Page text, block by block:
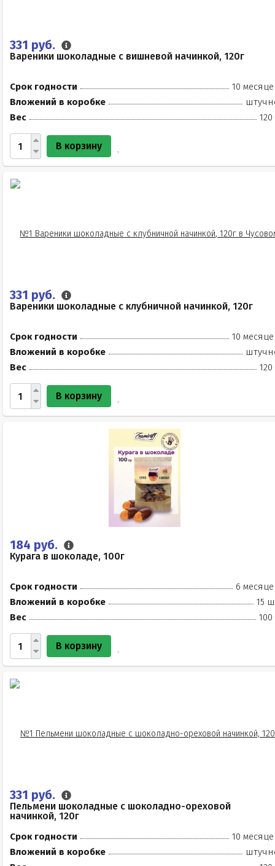
331 руб.
Вареники шоколадные с вишневой начинкой, 120г
Срок годности
10
Вложений в коробке
Вес
120
В корзину
331 руб.
Вареники шоколадные с клубничной начинкой, 120г
Срок годности
10
Вложений в коробке
Вес
120
В корзину
184 руб.
Курага в шоколаде, 100г
Срок годности
6
Вложений в коробке
15
Вес
100
В корзину
331 руб.
Пельмени шоколадные с шоколадно-ореховой
начинкой, 120г
Срок годности
10
Вложений в коробке